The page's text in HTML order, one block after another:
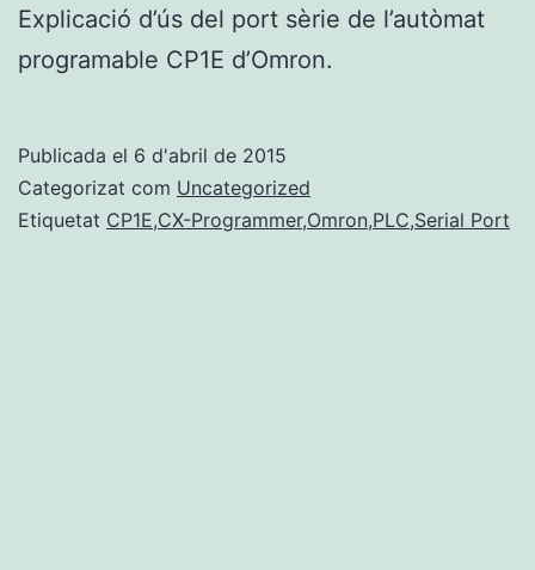
Explicació d’ús del port sèrie de l’autòmat
programable CP1E d’Omron.
Publicada el 6 d'abril de 2015
Categorizat com Uncategorized
Etiquetat CP1E,CX-Programmer,Omron,PLC,Serial Port